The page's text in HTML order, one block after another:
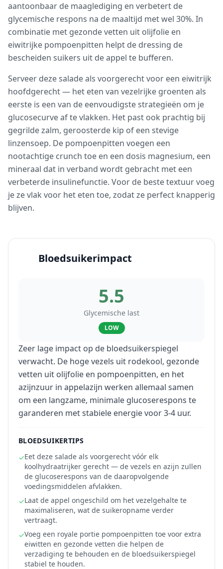
aantoonbaar de maaglediging en verbetert de
glycemische respons na de maaltijd met wel 30%. In
combinatie met gezonde vetten uit olijfolie en
eiwitrijke pompoenpitten helpt de dressing de
bescheiden suikers uit de appel te bufferen.
Serveer deze salade als voorgerecht voor een eiwitrijk
hoofdgerecht — het eten van vezelrijke groenten als
eerste is een van de eenvoudigste strategieën om je
glucosecurve af te vlakken. Het past ook prachtig bij
gegrilde zalm, geroosterde kip of een stevige
linzensoep. De pompoenpitten voegen een
nootachtige crunch toe en een dosis magnesium, een
mineraal dat in verband wordt gebracht met een
verbeterde insulinefunctie. Voor de beste textuur voeg
je ze vlak voor het eten toe, zodat ze perfect knapperig
blijven.
Bloedsuikerimpact
5.5
Glycemische last
LOW
Zeer lage impact op de bloedsuikerspiegel
verwacht. De hoge vezels uit rodekool, gezonde
vetten uit olijfolie en pompoenpitten, en het
azijnzuur in appelazijn werken allemaal samen
om een langzame, minimale glucoserespons te
garanderen met stabiele energie voor 3-4 uur.
BLOEDSUIKERTIPS
✓Eet deze salade als voorgerecht vóór elk
koolhydraatrijker gerecht — de vezels en azijn zullen
de glucoserespons van de daaropvolgende
voedingsmiddelen afvlakken.
✓Laat de appel ongeschild om het vezelgehalte te
maximaliseren, wat de suikeropname verder
vertraagt.
✓Voeg een royale portie pompoenpitten toe voor extra
eiwitten en gezonde vetten die helpen de
verzadiging te behouden en de bloedsuikerspiegel
stabiel te houden.